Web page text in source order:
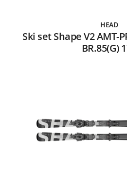
HEAD
Ski set Shape V2 AMT-
BR.85(G)